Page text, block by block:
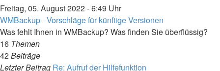
Beitrag
Freitag, 05. August 2022 - 6:49 Uhr
WMBackup - Vorschläge für künftige Versionen
Was fehlt Ihnen in WMBackup? Was finden Sie überflüssig?
16 Themen
42Beiträge
Letzter Beitrag Re: Aufruf der Hilfefunktion